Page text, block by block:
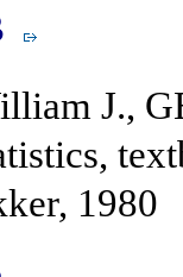
J.,
1980